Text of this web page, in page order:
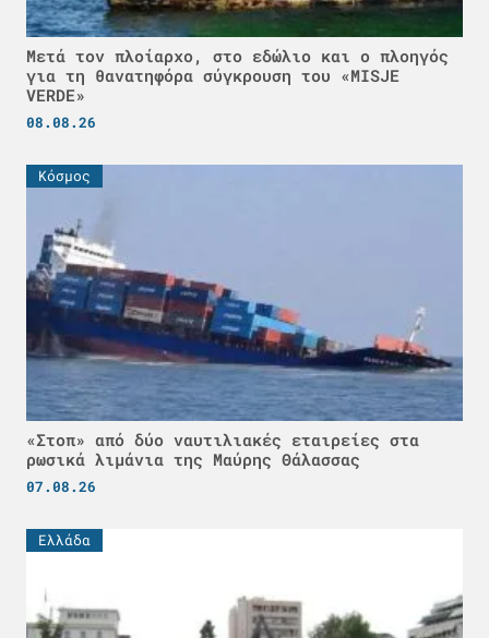
Μετά τον πλοίαρχο, στο εδώλιο και ο πλοηγός
για τη θανατηφόρα σύγκρουση του «MISJE
VERDE»
08.08.26
Κόσμος
«Στοπ» από δύο ναυτιλιακές εταιρείες στα
ρωσικά λιμάνια της Μαύρης Θάλασσας
07.08.26
Ελλάδα